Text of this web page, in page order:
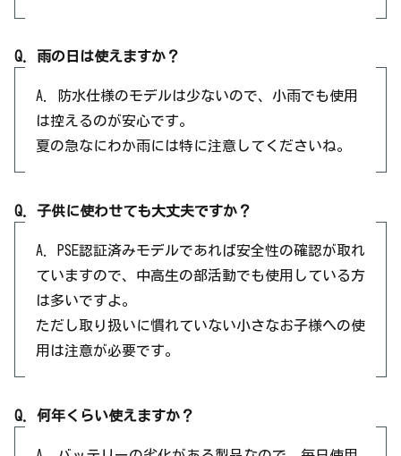
Q. 雨の日は使えますか？
A. 防水仕様のモデルは少ないので、小雨でも使用
は控えるのが安心です。
夏の急なにわか雨には特に注意してくださいね。
Q. 子供に使わせても大丈夫ですか？
A. PSE認証済みモデルであれば安全性の確認が取れ
ていますので、中高生の部活動でも使用している方
は多いですよ。
ただし取り扱いに慣れていない小さなお子様への使
用は注意が必要です。
Q. 何年くらい使えますか？